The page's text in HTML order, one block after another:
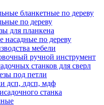
бланкетные по дереву
по дереву
для планкена
насадные по дереву
мебели
ручной инструмент
станков для сверл
под петли
дсп, лдсп, мдф
станка